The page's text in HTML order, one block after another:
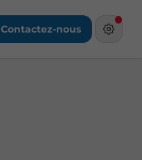
Contactez-nous